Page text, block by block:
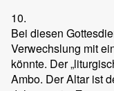
10.
Bei diesen
Verwechslung mit
könnte. Der
Ambo. Der Altar ist